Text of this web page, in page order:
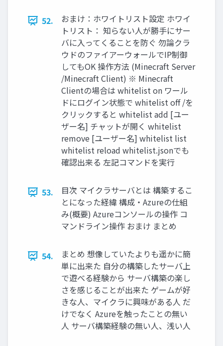
52.
おまけ：ホワイトリスト設定 ホワイ
トリスト： 知らない人が勝手にサー
バに入ってくることを防ぐ 勿論クラ
ウドのファイアーウォールでIP制御
してもOK 操作方法 (Minecraft Server
/Minecraft Client) ※ Minecraft
Clientの場合は whitelist on ワール
ドにログイン状態で whitelist off /を
クリックすると whitelist add [ユー
ザー名] チャットが開く whitelist
remove [ユーザー名] whitelist list
whitelist reload whitelist.jsonでも
確認出来る 左記コマンドを実行
53.
目次 マイクラサーバとは 構築するこ
とになった経緯 構成・Azureの仕組
み(概要) Azureコンソールの操作 コ
マンドライン操作 おまけ まとめ
54.
まとめ 想像していたよりも遥かに簡
単に出来た 自分の構築したサーバ上
で遊べる経験から サーバ構築の楽し
さを感じることが出来た ゲームが好
きな人、マイクラに興味がある人 だ
けでなく Azureを触ったことの無い
人 サーバ構築経験の無い人、浅い人